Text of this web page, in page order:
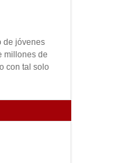
de jóvenes
millones de
con tal solo